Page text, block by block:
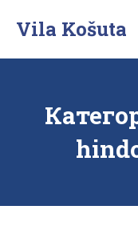
Vila Košuta
Posebna
vila